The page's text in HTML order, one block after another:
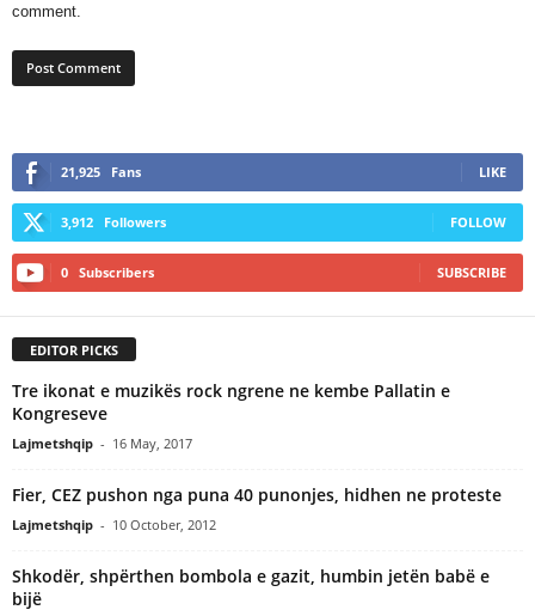
comment.
21,925 Fans LIKE
3,912 Followers FOLLOW
0 Subscribers SUBSCRIBE
EDITOR PICKS
Tre ikonat e muzikës rock ngrene ne kembe Pallatin e
Kongreseve
Lajmetshqip - 16 May, 2017
Fier, CEZ pushon nga puna 40 punonjes, hidhen ne proteste
Lajmetshqip - 10 October, 2012
Shkodër, shpërthen bombola e gazit, humbin jetën babë e
bijë